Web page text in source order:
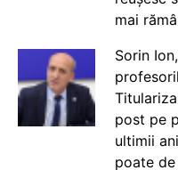
mai
Sorin
post pe
ultimii
poate